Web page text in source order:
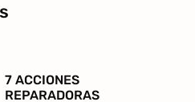
7 ACCIONES
REPARADORAS